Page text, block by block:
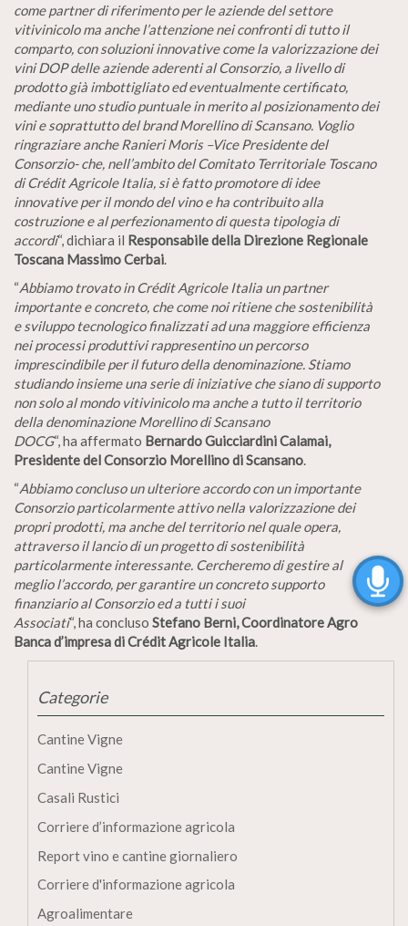
come partner di riferimento per le aziende del settore
vitivinicolo ma anche l’attenzione nei confronti di tutto il
comparto, con soluzioni innovative come la valorizzazione dei
vini DOP delle aziende aderenti al Consorzio, a livello di
prodotto già imbottigliato ed eventualmente certificato,
mediante uno studio puntuale in merito al posizionamento dei
vini e soprattutto del brand Morellino di Scansano. Voglio
ringraziare anche Ranieri Moris –Vice Presidente del
Consorzio- che, nell’ambito del Comitato Territoriale Toscano
di Crédit Agricole Italia, si è fatto promotore di idee
innovative per il mondo del vino e ha contribuito alla
costruzione e al perfezionamento di questa tipologia di
accordi“, dichiara il Responsabile della Direzione Regionale
Toscana Massimo Cerbai.
“Abbiamo trovato in Crédit Agricole Italia un partner
importante e concreto, che come noi ritiene che sostenibilità
e sviluppo tecnologico finalizzati ad una maggiore efficienza
nei processi produttivi rappresentino un percorso
imprescindibile per il futuro della denominazione. Stiamo
studiando insieme una serie di iniziative che siano di supporto
non solo al mondo vitivinicolo ma anche a tutto il territorio
della denominazione Morellino di Scansano
DOCG“, ha affermato BernardoGuicciardini Calamai,
Presidente del Consorzio Morellino di Scansano.
“Abbiamo concluso un ulteriore accordo con un importante
Consorzio particolarmente attivo nella valorizzazione dei
propri prodotti, ma anche del territorio nel quale opera,
attraverso il lancio di un progetto di sostenibilità
particolarmente interessante. Cercheremo di gestire al
meglio l’accordo, per garantire un concreto supporto
finanziario al Consorzio ed a tutti i suoi
Associati“, ha concluso Stefano Berni, Coordinatore Agro
Banca d’impresa di Crédit Agricole Italia.
Categorie
Cantine Vigne
Cantine Vigne
Casali Rustici
Corriere d’informazione agricola
Report vino e cantine giornaliero
Corriere d'informazione agricola
Agroalimentare